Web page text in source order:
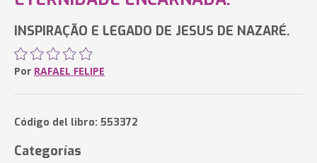
INSPIRAÇÃO E LEGADO DE JESUS DE NAZARÉ.
Por RAFAEL FELIPE
Código del libro: 553372
Categorías